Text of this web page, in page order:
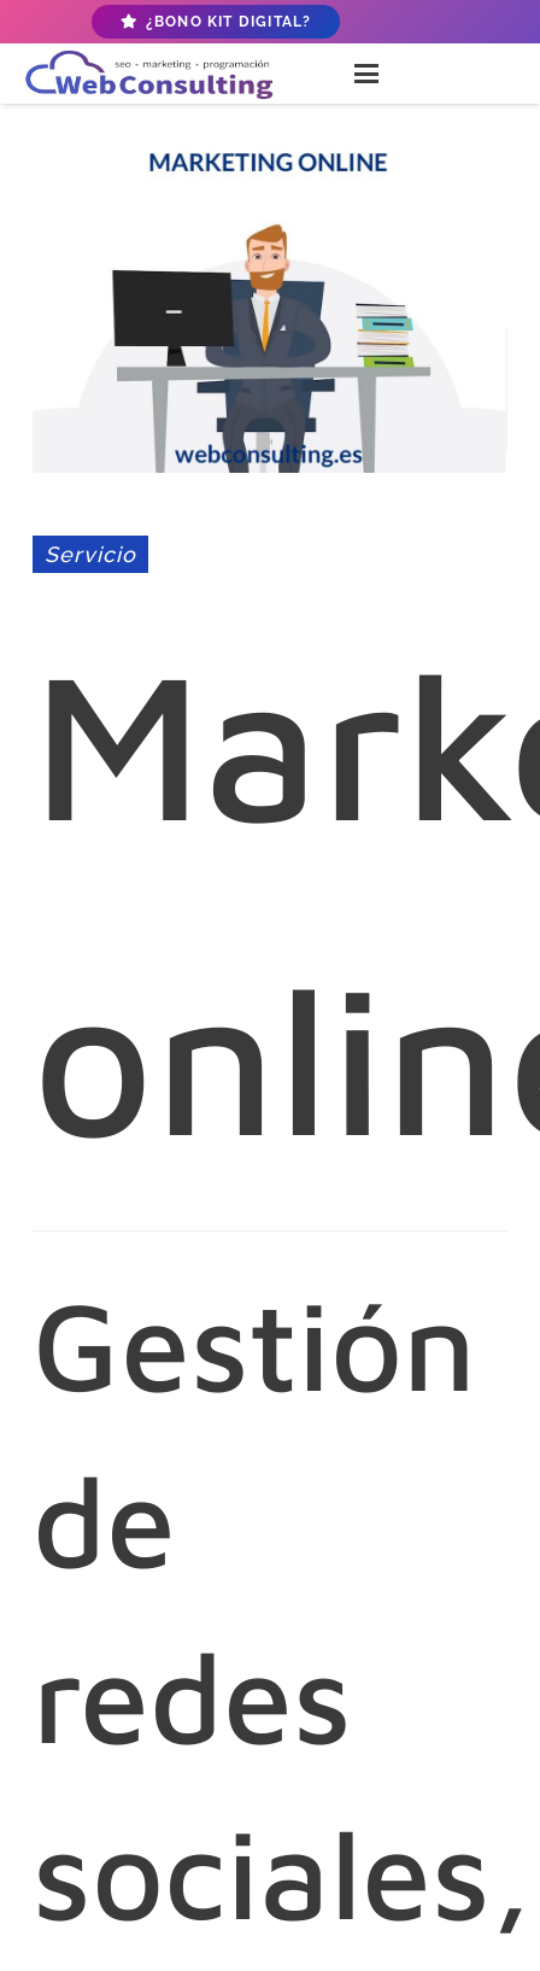
¿BONO KIT DIGITAL?
Servicio
Gestión
de
redes
sociales,